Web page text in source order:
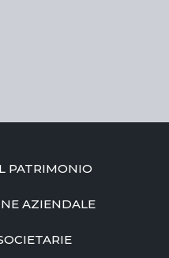
PATRIMONIO
AZIENDALE